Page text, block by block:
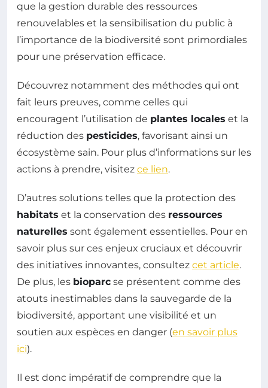
que la gestion durable des ressources
renouvelables et la sensibilisation du public à
l’importance de la biodiversité sont primordiales
pour une préservation efficace.
Découvrez notamment des méthodes qui ont
fait leurs preuves, comme celles qui
encouragent l’utilisation de plantes locales et la
réduction des pesticides, favorisant ainsi un
écosystème sain. Pour plus d’informations sur les
actions à prendre, visitez ce lien.
D’autres solutions telles que la protection des
habitats et la conservation des ressources
naturelles sont également essentielles. Pour en
savoir plus sur ces enjeux cruciaux et découvrir
des initiatives innovantes, consultez cet article.
De plus, les bioparc se présentent comme des
atouts inestimables dans la sauvegarde de la
biodiversité, apportant une visibilité et un
soutien aux espèces en danger (en savoir plus
ici).
Il est donc impératif de comprendre que la